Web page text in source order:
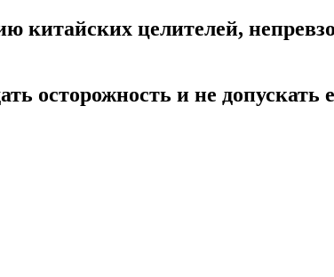
целителей,
осторожность и не допускать